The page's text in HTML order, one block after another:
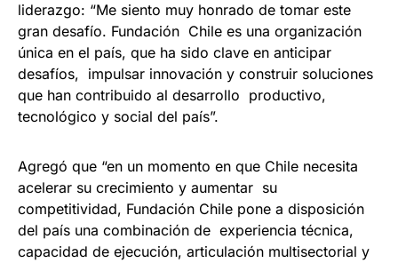
liderazgo: “Me siento muy honrado de tomar este
gran desafío. Fundación Chile es una organización
única en el país, que ha sido clave en anticipar
desafíos, impulsar innovación y construir soluciones
que han contribuido al desarrollo productivo,
tecnológico y social del país”.
Agregó que “en un momento en que Chile necesita
acelerar su crecimiento y aumentar su
competitividad, Fundación Chile pone a disposición
del país una combinación de experiencia técnica,
capacidad de ejecución, articulación multisectorial y